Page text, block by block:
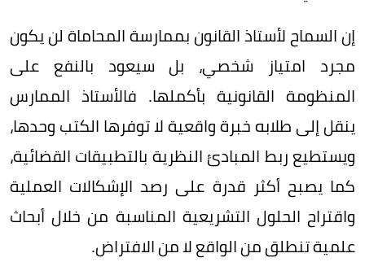
إن السماح لأستاذ القانون بممارسة المحاماة لن يكون
مجرد امتياز شخصي، بل سيعود بالنفع على
المنظومة القانونية بأكملها. فالأستاذ الممارس
ينقل إلى طلابه خبرة واقعية لا توفرها الكتب وحدها،
ويستطيع ربط المبادئ النظرية بالتطبيقات القضائية،
كما يصبح أكثر قدرة على رصد الإشكالات العملية
واقتراح الحلول التشريعية المناسبة من خلال أبحاث
علمية تنطلق من الواقع لا من الافتراض.